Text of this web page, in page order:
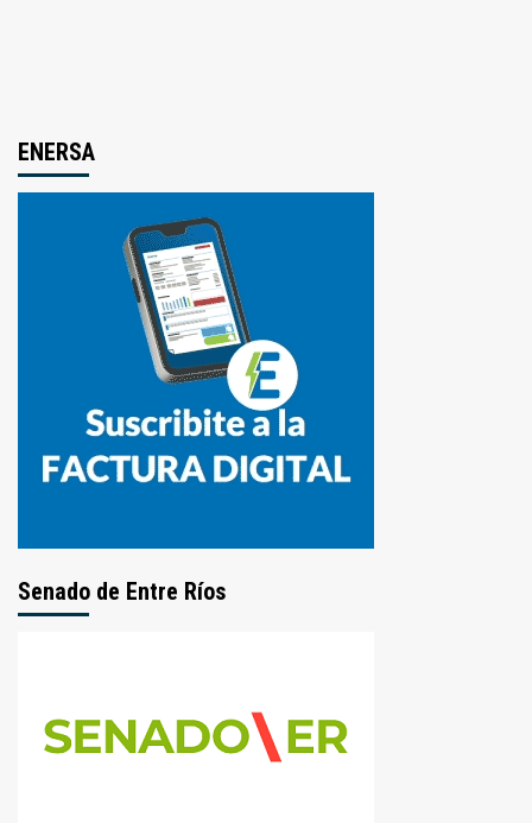
ENERSA
Senado de Entre Ríos